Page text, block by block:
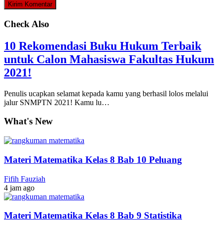
Check Also
10 Rekomendasi Buku Hukum Terbaik
untuk Calon Mahasiswa Fakultas Hukum
2021!
Penulis ucapkan selamat kepada kamu yang berhasil lolos melalui
jalur SNMPTN 2021! Kamu lu…
What's New
Materi Matematika Kelas 8 Bab 10 Peluang
Fifih Fauziah
4 jam ago
Materi Matematika Kelas 8 Bab 9 Statistika